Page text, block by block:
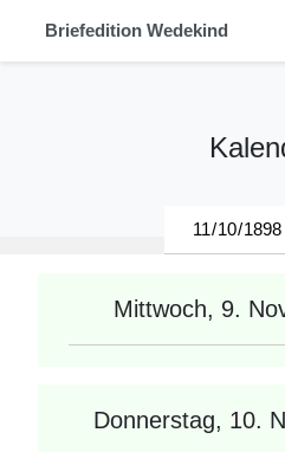
Briefedition Wedekind
Mittwoch, 9.
Donnerstag, 10.